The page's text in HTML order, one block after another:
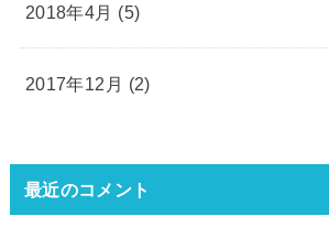
2018年4月 (5)
2017年12月 (2)
最近のコメント